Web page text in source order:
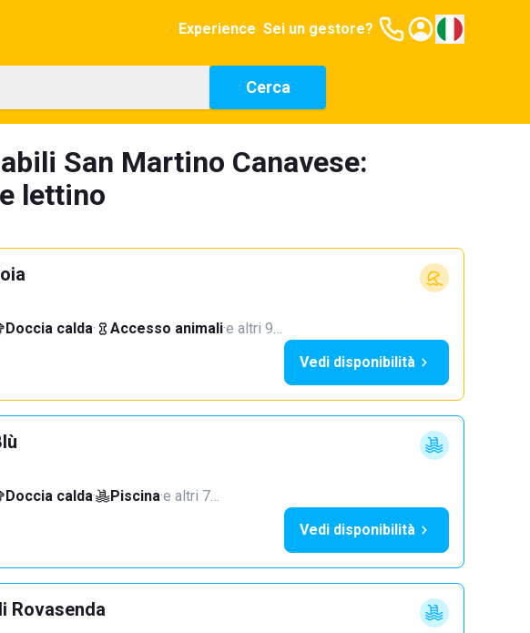
Experience Sei un gestore?
Cerca
San Martino Canavese:
lettino
Doccia calda· Accesso animali·e altri 9…
Vedi disponibilità
Doccia calda· Piscina·e altri 7…
Vedi disponibilità
Rovasenda